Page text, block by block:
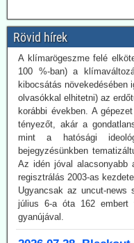
Rövid hírek
A klímarögeszme felé
100 %-ban) a
kibocsátás növekedésében
olvasókkal elhitetni) az
korábbi években. A
tényezőt, akár a
mint a hatósági
bejegyzésünkben
Az idén jóval alacsonyabb
regisztrálás 2003-as kezdete
Ugyancsak az uncut-news
július 6-a óta 162 embert
gyanújával.
2026.07.28.
neve